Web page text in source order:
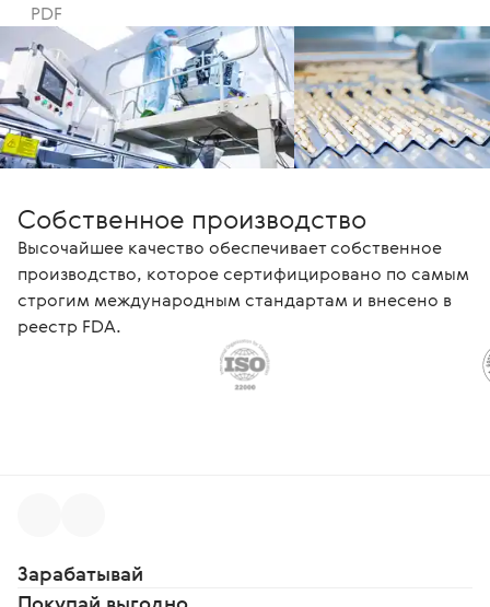
PDF
Собственное производство
Высочайшее качество обеспечивает собственное
производство, которое сертифицировано по самым
строгим международным стандартам и внесено в
реестр FDA.
Зарабатывай